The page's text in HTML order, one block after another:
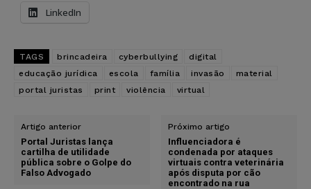
LinkedIn
TAGS brincadeira cyberbullying
digital
educação jurídica
escola família invasão
material
portal juristas
print violência virtual
Artigo anterior
Portal Juristas lança
cartilha de utilidade
pública sobre o Golpe do
Falso Advogado
Próximo artigo
Influenciadora é
condenada por ataques
virtuais contra veterinária
após disputa por cão
encontrado na rua